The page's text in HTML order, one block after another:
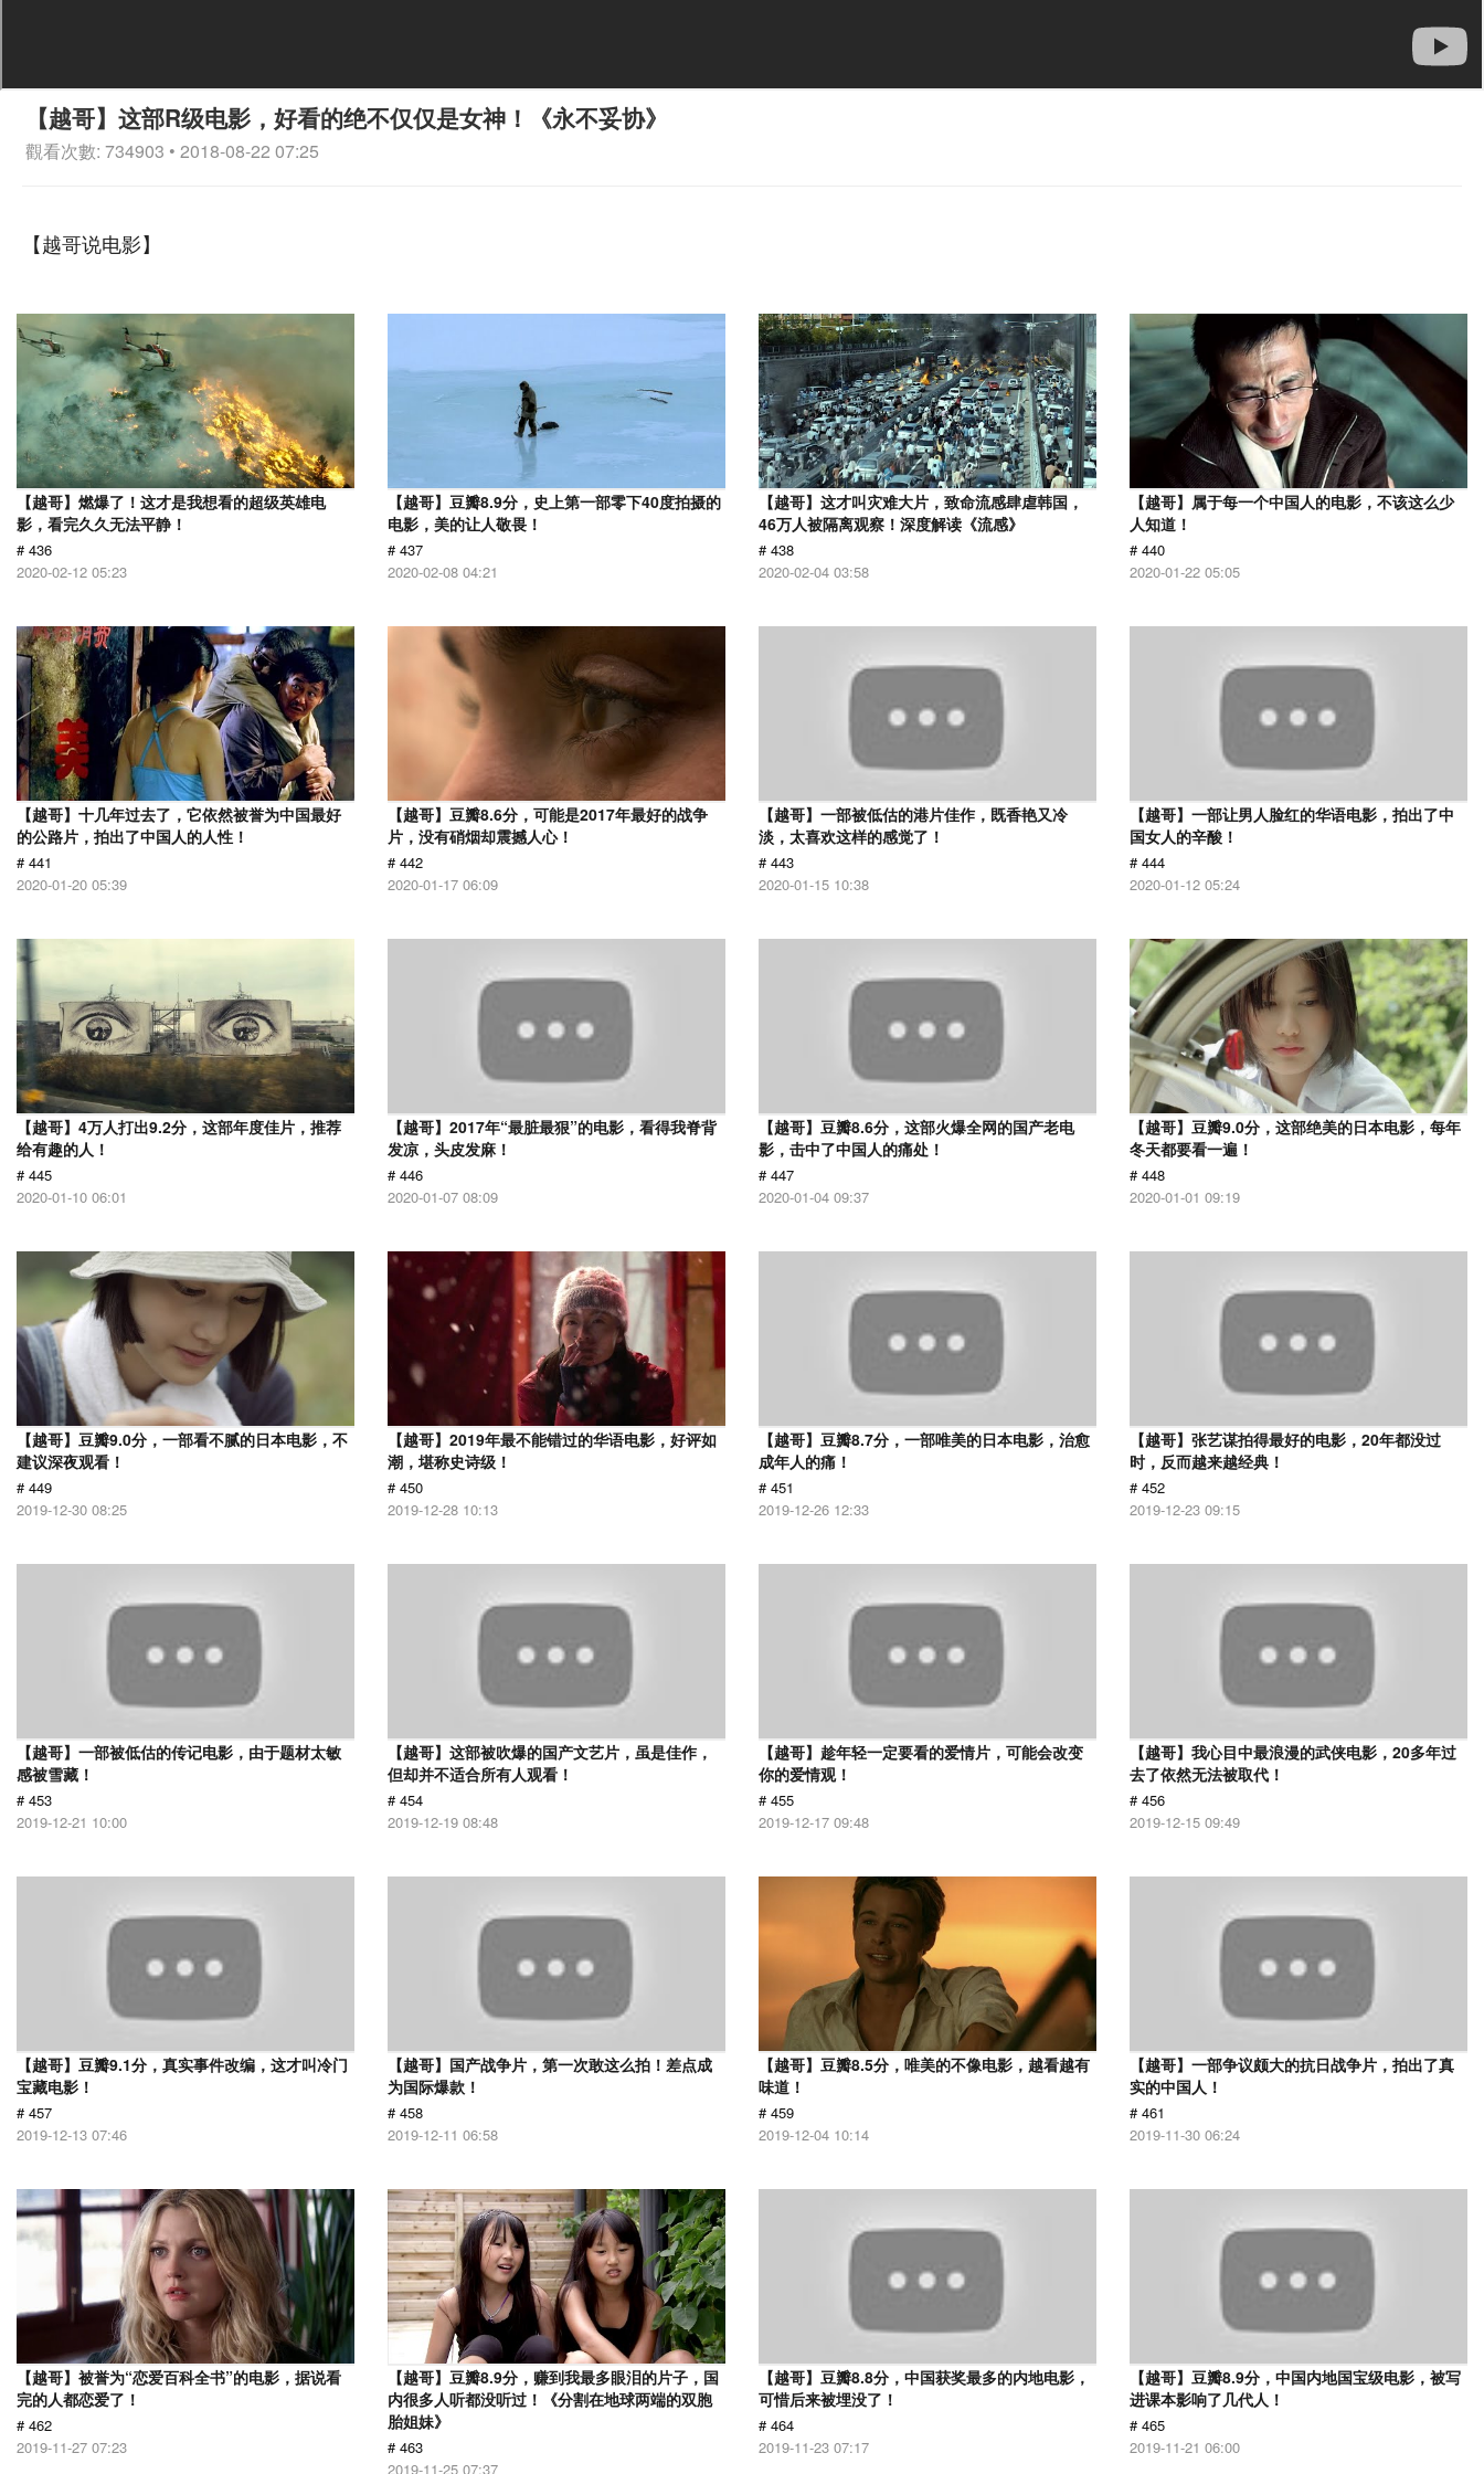
【越哥】这部R级电影，好看的绝不仅仅是女神！《永不妥协》
觀看次數: 734903 • 2018-08-22 07:25
【越哥说电影】
【越哥】燃爆了！这才是我想看的超级英雄电
影，看完久久无法平静！
# 436
2020-02-12 05:23
【越哥】豆瓣8.9分，史上第一部零下40度拍摄的
电影，美的让人敬畏！
# 437
2020-02-08 04:21
【越哥】这才叫灾难大片，致命流感肆虐韩国，
46万人被隔离观察！深度解读《流感》
# 438
2020-02-04 03:58
【越哥】属于每一个中国人的电影，不该这么少
人知道！
# 440
2020-01-22 05:05
【越哥】十几年过去了，它依然被誉为中国最好
的公路片，拍出了中国人的人性！
# 441
2020-01-20 05:39
【越哥】豆瓣8.6分，可能是2017年最好的战争
片，没有硝烟却震撼人心！
# 442
2020-01-17 06:09
【越哥】一部被低估的港片佳作，既香艳又冷
淡，太喜欢这样的感觉了！
# 443
2020-01-15 10:38
【越哥】一部让男人脸红的华语电影，拍出了中
国女人的辛酸！
# 444
2020-01-12 05:24
【越哥】4万人打出9.2分，这部年度佳片，推荐
给有趣的人！
# 445
2020-01-10 06:01
【越哥】2017年“最脏最狠”的电影，看得我脊背
发凉，头皮发麻！
# 446
2020-01-07 08:09
【越哥】豆瓣8.6分，这部火爆全网的国产老电
影，击中了中国人的痛处！
# 447
2020-01-04 09:37
【越哥】豆瓣9.0分，这部绝美的日本电影，每年
冬天都要看一遍！
# 448
2020-01-01 09:19
【越哥】豆瓣9.0分，一部看不腻的日本电影，不
建议深夜观看！
# 449
2019-12-30 08:25
【越哥】2019年最不能错过的华语电影，好评如
潮，堪称史诗级！
# 450
2019-12-28 10:13
【越哥】豆瓣8.7分，一部唯美的日本电影，治愈
成年人的痛！
# 451
2019-12-26 12:33
【越哥】张艺谋拍得最好的电影，20年都没过
时，反而越来越经典！
# 452
2019-12-23 09:15
【越哥】一部被低估的传记电影，由于题材太敏
感被雪藏！
# 453
2019-12-21 10:00
【越哥】这部被吹爆的国产文艺片，虽是佳作，
但却并不适合所有人观看！
# 454
2019-12-19 08:48
【越哥】趁年轻一定要看的爱情片，可能会改变
你的爱情观！
# 455
2019-12-17 09:48
【越哥】我心目中最浪漫的武侠电影，20多年过
去了依然无法被取代！
# 456
2019-12-15 09:49
【越哥】豆瓣9.1分，真实事件改编，这才叫冷门
宝藏电影！
# 457
2019-12-13 07:46
【越哥】国产战争片，第一次敢这么拍！差点成
为国际爆款！
# 458
2019-12-11 06:58
【越哥】豆瓣8.5分，唯美的不像电影，越看越有
味道！
# 459
2019-12-04 10:14
【越哥】一部争议颇大的抗日战争片，拍出了真
实的中国人！
# 461
2019-11-30 06:24
【越哥】被誉为“恋爱百科全书”的电影，据说看
完的人都恋爱了！
# 462
2019-11-27 07:23
【越哥】豆瓣8.9分，赚到我最多眼泪的片子，国
内很多人听都没听过！《分割在地球两端的双胞
胎姐妹》
# 463
2019-11-25 07:37
【越哥】豆瓣8.8分，中国获奖最多的内地电影，
可惜后来被埋没了！
# 464
2019-11-23 07:17
【越哥】豆瓣8.9分，中国内地国宝级电影，被写
进课本影响了几代人！
# 465
2019-11-21 06:00